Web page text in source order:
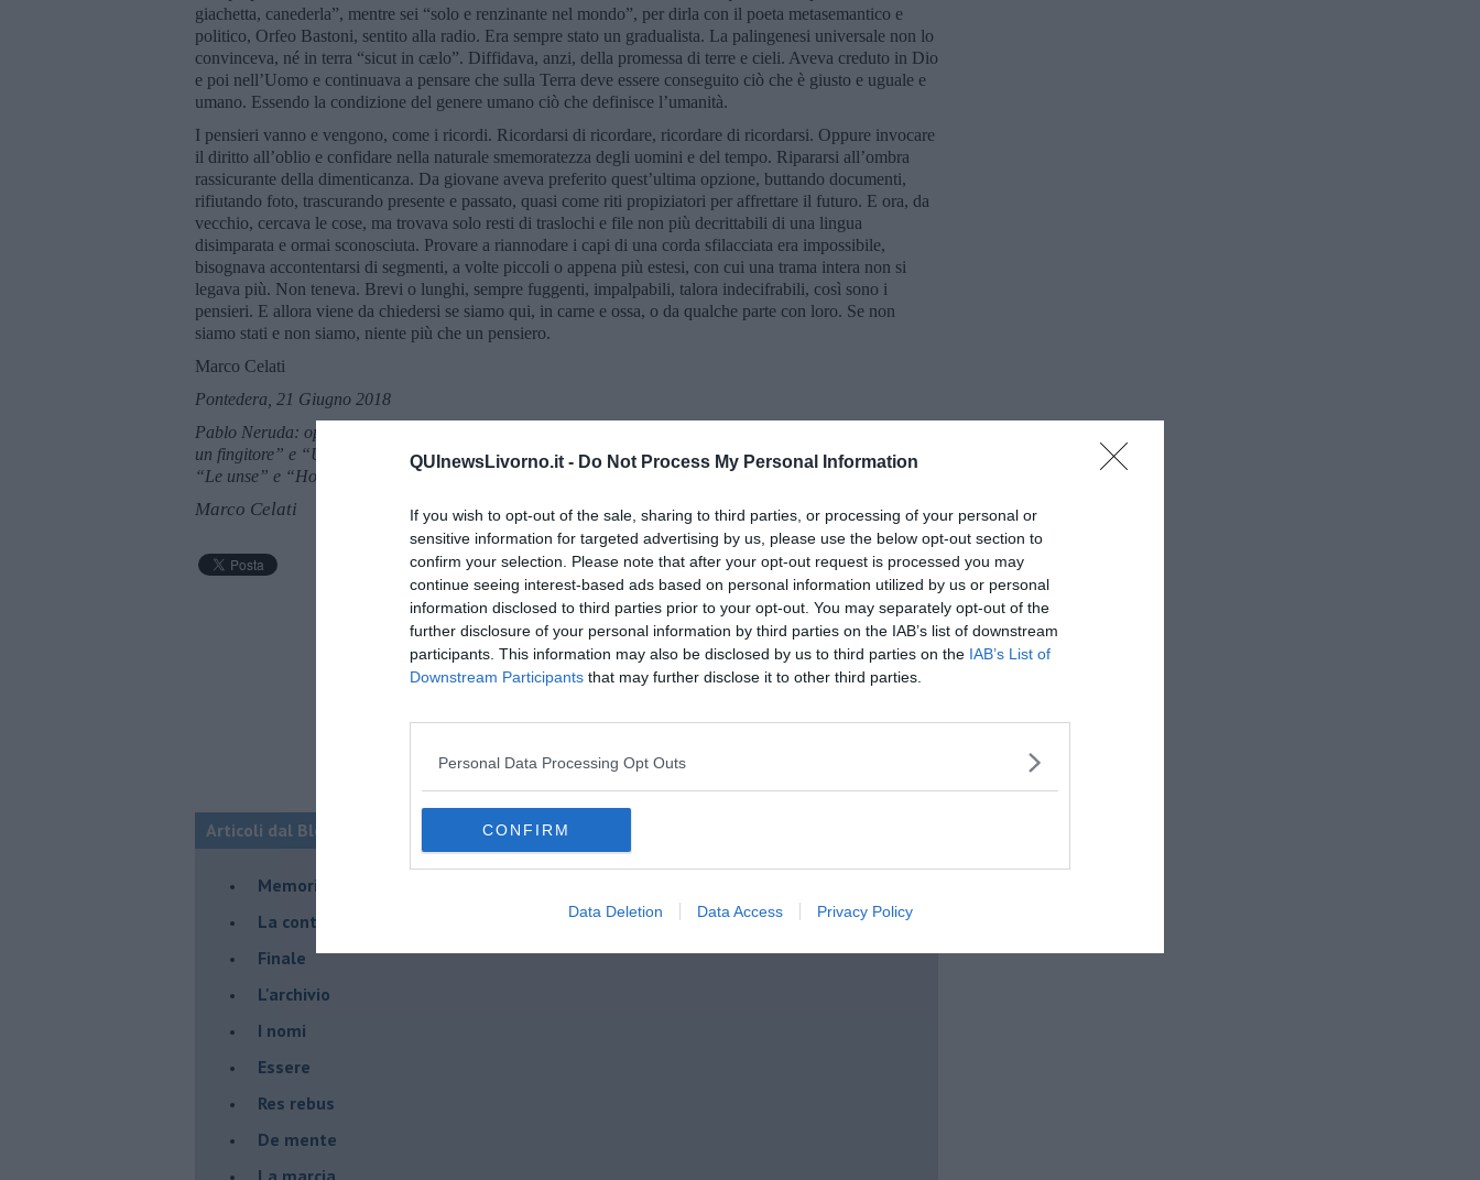
QUInewsLivorno.it - Do Not Process My Personal Information
If you wish to opt-out of the sale, sharing to third parties, or processing of your personal or
sensitive information for targeted advertising by us, please use the below opt-out section to
confirm your selection. Please note that after your opt-out request is processed you may
continue seeing interest-based ads based on personal information utilized by us or personal
information disclosed to third parties prior to your opt-out. You may separately opt-out of the
further disclosure of your personal information by third parties on the IAB’s list of downstream
participants. This information may also be disclosed by us to third parties on the IAB’s List of
Downstream Participants that may further disclose it to other third parties.
Personal Data Processing Opt Outs
CONFIRM
Data Deletion Data Access Privacy Policy
giachetta, canederla”, mentre sei “solo e renzinante nel mondo”, per dirla con il poeta metasemantico e
politico, Orfeo Bastoni, sentito alla radio. Era sempre stato un gradualista. La palingenesi universale non lo
convinceva, né in terra “sicut in cælo”. Diffidava, anzi, della promessa di terre e cieli. Aveva creduto in Dio
e poi nell’Uomo e continuava a pensare che sulla Terra deve essere conseguito ciò che è giusto e uguale e
umano. Essendo la condizione del genere umano ciò che definisce l’umanità.
I pensieri vanno e vengono, come i ricordi. Ricordarsi di ricordare, ricordare di ricordarsi. Oppure invocare
il diritto all’oblio e confidare nella naturale smemoratezza degli uomini e del tempo. Ripararsi all’ombra
rassicurante della dimenticanza. Da giovane aveva preferito quest’ultima opzione, buttando documenti,
rifiutando foto, trascurando presente e passato, quasi come riti propiziatori per affrettare il futuro. E ora, da
vecchio, cercava le cose, ma trovava solo resti di traslochi e file non più decrittabili di una lingua
disimparata e ormai sconosciuta. Provare a riannodare i capi di una corda sfilacciata era impossibile,
bisognava accontentarsi di segmenti, a volte piccoli o appena più estesi, con cui una trama intera non si
legava più. Non teneva. Brevi o lunghi, sempre fuggenti, impalpabili, talora indecifrabili, così sono i
pensieri. E allora viene da chiedersi se siamo qui, in carne e ossa, o da qualche parte con loro. Se non
siamo stati e non siamo, niente più che un pensiero.
Marco Celati
Pontedera, 21 Giugno 2018
Pablo Neruda: opera citata. Eugenio Montale: “Corno inglese”. Fernando Pessoa: raccolte “Il poeta e
un fingitore” e “Una sola moltitudine” a cura di Antonio Tabucchi. Orfeo Bastoni (Leonardo Manera):
“Le unse” e “Ho perso il griz” su Radio 24. Il dipinto “Pensieri e nuvole” è dell’autore.
Marco Celati
Articoli dal Blog “Racconti della domenica” di Marco Celati
Memorie dopo il big bang
La controversia degli azzimi
Finale
L'archivio
I nomi
Essere
Res rebus
De mente
La marcia